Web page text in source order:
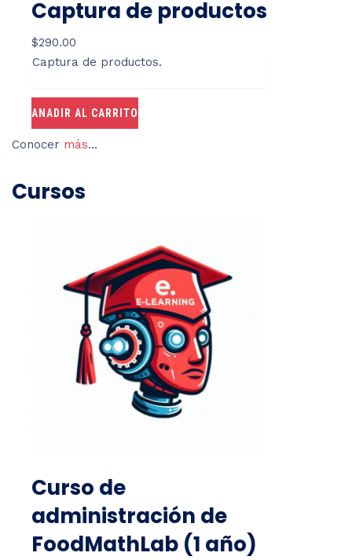
Captura de productos
$290.00
Captura de productos.
ANADIR AL CARRITO
Conocer más…
Cursos
Curso de
administración de
FoodMathLab (1 año)